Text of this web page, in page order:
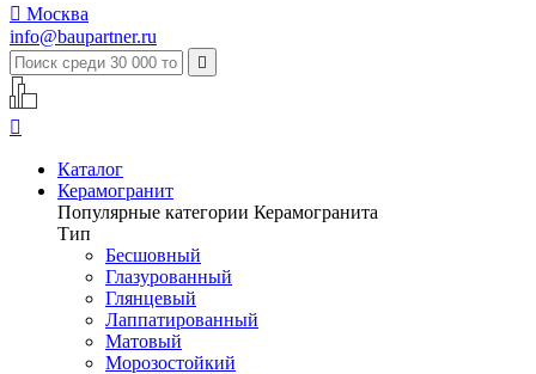
 Москва
info@baupartner.ru


Каталог
Керамогранит
Популярные категории Керамогранита
Тип
Бесшовный
Глазурованный
Глянцевый
Лаппатированный
Матовый
Морозостойкий